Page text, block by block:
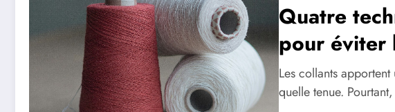
Quatre
pour éviter
Les collants
quelle tenue.